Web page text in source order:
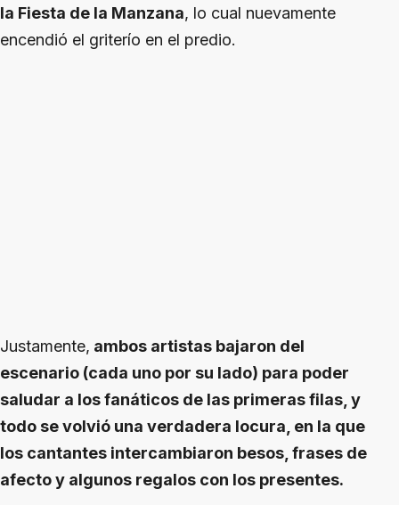
la Fiesta de la Manzana, lo cual nuevamente
encendió el griterío en el predio.
Justamente, ambos artistas bajaron del
escenario (cada uno por su lado) para poder
saludar a los fanáticos de las primeras filas, y
todo se volvió una verdadera locura, en la que
los cantantes intercambiaron besos, frases de
afecto y algunos regalos con los presentes.